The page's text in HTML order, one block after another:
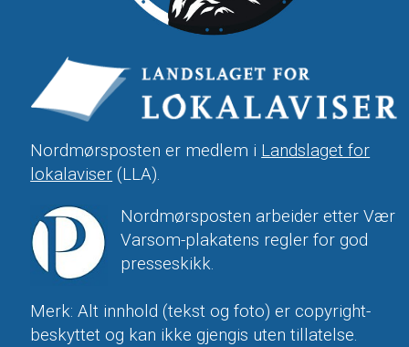
Nordmørsposten er medlem i Landslaget for
lokalaviser (LLA).
Nordmørsposten arbeider etter Vær
Varsom-plakatens regler for god
presseskikk.
Merk: Alt innhold (tekst og foto) er copyright-
beskyttet og kan ikke gjengis uten tillatelse.